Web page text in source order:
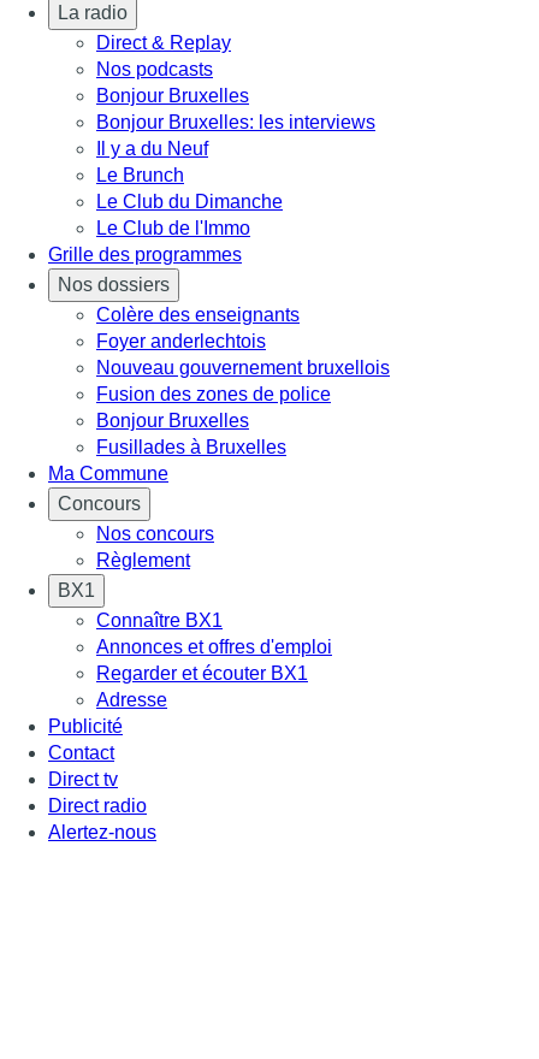
La radio
Direct & Replay
Nos podcasts
Bonjour Bruxelles
Bonjour Bruxelles: les interviews
Il y a du Neuf
Le Brunch
Le Club du Dimanche
Le Club de l'Immo
Grille des programmes
Nos dossiers
Colère des enseignants
Foyer anderlechtois
Nouveau gouvernement bruxellois
Fusion des zones de police
Bonjour Bruxelles
Fusillades à Bruxelles
Ma Commune
Concours
Nos concours
Règlement
BX1
Connaître BX1
Annonces et offres d'emploi
Regarder et écouter BX1
Adresse
Publicité
Contact
Direct tv
Direct radio
Alertez-nous